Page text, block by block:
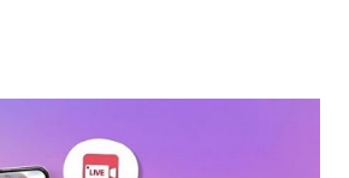
các hoạt động phát trực tiếp nội dung
vi phạm pháp luật. Ngay sau khi tiếp